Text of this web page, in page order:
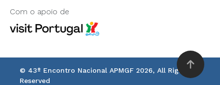
Com o apoio de
© 43º Encontro Nacional APMGF 2026, All Rights
Reserved